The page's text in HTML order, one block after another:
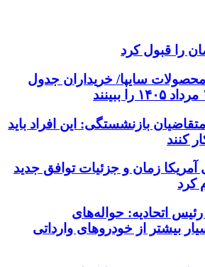
را قبول کرد
سایپا/ خریداران جدول
بازنشستگی: این افراد باید
آمریکا زمان و جزئیات توافق جدید
کرد
اتحادیه: حواله‌های
بیشتر از خودروهای وارداتی